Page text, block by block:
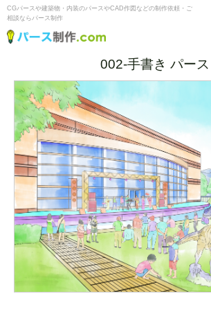
CGパースや建築物・内装のパースやCAD作図などの制作依頼・ご
相談ならパース制作
002-手書き パース